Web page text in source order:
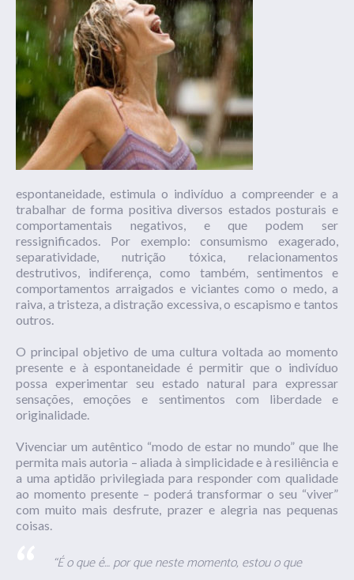
espontaneidade, estimula o indivíduo a compreender e a
trabalhar de forma positiva diversos estados posturais e
comportamentais negativos, e que podem ser
ressignificados. Por exemplo: consumismo exagerado,
separatividade, nutrição tóxica, relacionamentos
destrutivos, indiferença, como também, sentimentos e
comportamentos arraigados e viciantes como o medo, a
raiva, a tristeza, a distração excessiva, o escapismo e tantos
outros.
O principal objetivo de uma cultura voltada ao momento
presente e à espontaneidade é permitir que o indivíduo
possa experimentar seu estado natural para expressar
sensações, emoções e sentimentos com liberdade e
originalidade.
Vivenciar um autêntico “modo de estar no mundo” que lhe
permita mais autoria – aliada à simplicidade e à resiliência e
a uma aptidão privilegiada para responder com qualidade
ao momento presente – poderá transformar o seu “viver”
com muito mais desfrute, prazer e alegria nas pequenas
coisas.
“É o que é… por que neste momento, estou o que